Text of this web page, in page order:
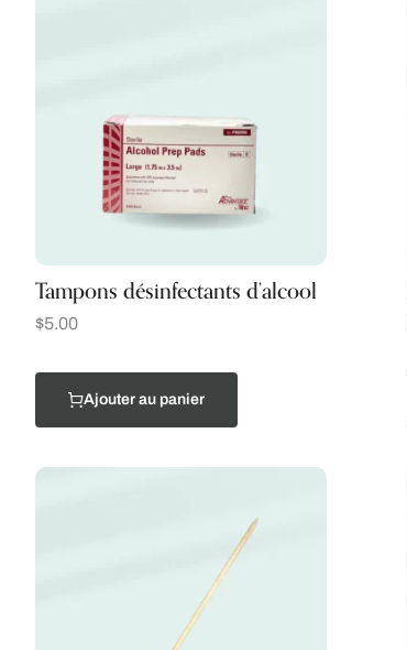
Tampons désinfectants d’alcool
$5.00
Ajouter au panier